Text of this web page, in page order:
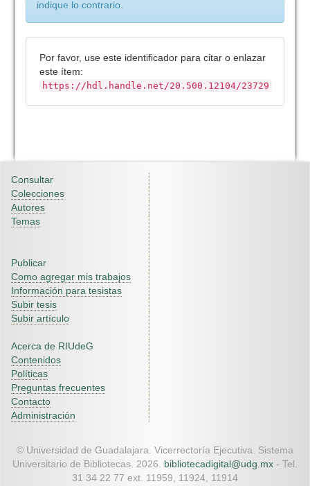
indique lo contrario.
Por favor, use este identificador para citar o enlazar
este ítem:
https://hdl.handle.net/20.500.12104/23729
Consultar
Colecciones
Autores
Temas
Publicar
Como agregar mis trabajos
Información para tesistas
Subir tesis
Subir artículo
Acerca de RIUdeG
Contenidos
Políticas
Preguntas frecuentes
Contacto
Administración
© Universidad de Guadalajara. Vicerrectoría Ejecutiva. Sistema
Universitario de Bibliotecas. 2026. bibliotecadigital@udg.mx - Tel.
31 34 22 77 ext. 11959, 11924, 11914